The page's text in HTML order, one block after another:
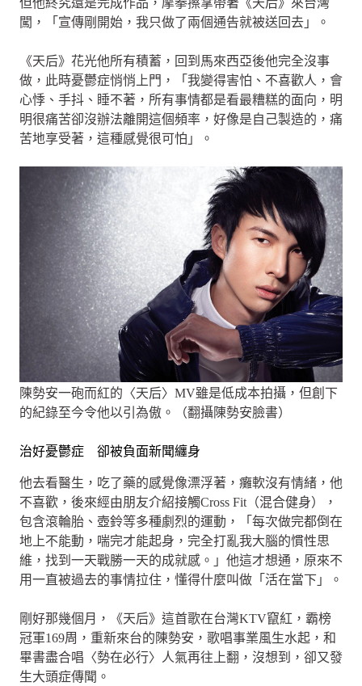
但他終究還是完成作品，摩拳擦掌帶著《天后》來台灣
闖，「宣傳剛開始，我只做了兩個通告就被送回去」。
《天后》花光他所有積蓄，回到馬來西亞後他完全沒事
做，此時憂鬱症悄悄上門，「我變得害怕、不喜歡人，會
心悸、手抖、睡不著，所有事情都是看最糟糕的面向，明
明很痛苦卻沒辦法離開這個頻率，好像是自己製造的，痛
苦地享受著，這種感覺很可怕」。
陳勢安一砲而紅的〈天后〉MV雖是低成本拍攝，但創下
的紀錄至今令他以引為傲。（翻攝陳勢安臉書）
治好憂鬱症 卻被負面新聞纏身
他去看醫生，吃了藥的感覺像漂浮著，癱軟沒有情緒，他
不喜歡，後來經由朋友介紹接觸Cross Fit（混合健身），
包含滾輪胎、壺鈴等多種劇烈的運動，「每次做完都倒在
地上不能動，喘完才能起身，完全打亂我大腦的慣性思
維，找到一天戰勝一天的成就感。」他這才想通，原來不
用一直被過去的事情拉住，懂得什麼叫做「活在當下」。
剛好那幾個月，《天后》這首歌在台灣KTV竄紅，霸榜
冠軍169周，重新來台的陳勢安，歌唱事業風生水起，和
畢書盡合唱〈勢在必行〉人氣再往上翻，沒想到，卻又發
生大頭症傳聞。